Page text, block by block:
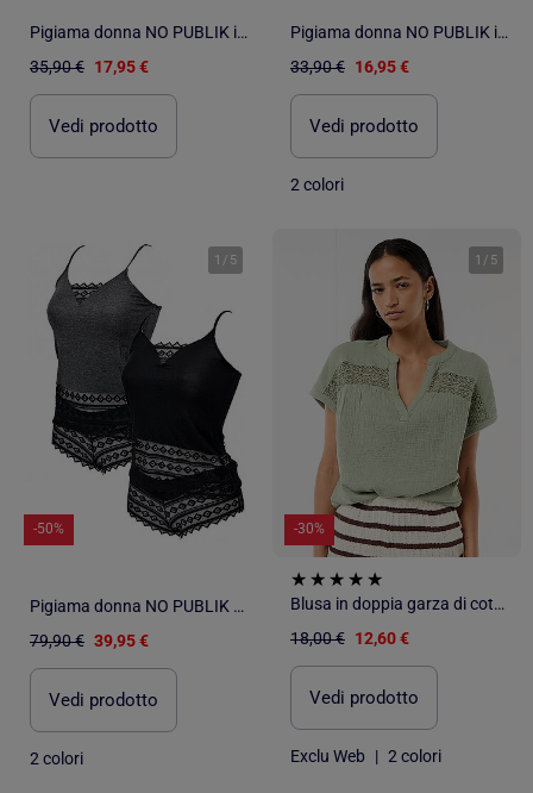
Pigiama donna NO PUBLIK in cotone
35,90 € 17,95 €
Vedi prodotto
Pigiama donna NO PUBLIK in cotone
33,90 € 16,95 €
Vedi prodotto
2 colori
1 / 5
-50%
Pigiama donna NO PUBLIK cotone - Confezione da 2
79,90 € 39,95 €
Vedi prodotto
2 colori
1 / 5
-30%
Blusa in doppia garza di cotone con ricami
18,00 € 12,60 €
Vedi prodotto
Exclu Web | 2 colori